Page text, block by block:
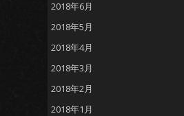
2018年6月
2018年5月
2018年4月
2018年3月
2018年2月
2018年1月